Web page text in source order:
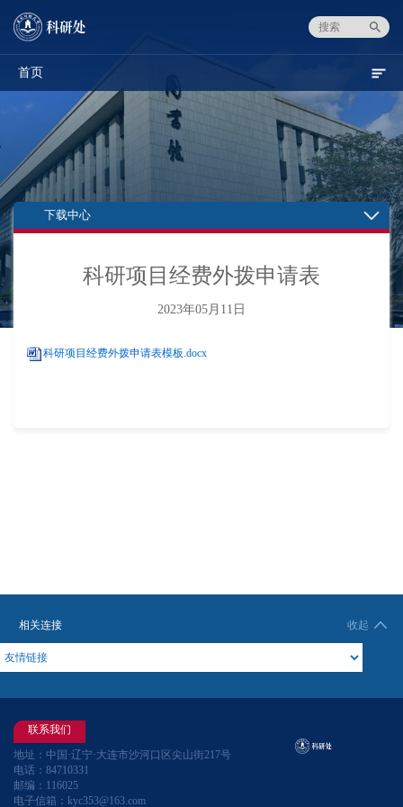
首页
下载中心
科研项目经费外拨申请表
2023年05月11日
科研项目经费外拨申请表模板.docx
相关连接 收起
联系我们
地址：中国·辽宁·大连市沙河口区尖山街217号
电话：84710331
邮编：116025
电子信箱：kyc353@163.com